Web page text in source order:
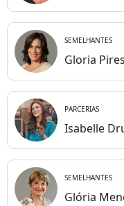
SEMELHANTES
Gloria Pires
PARCERIAS
Isabelle
SEMELHANTES
Glória